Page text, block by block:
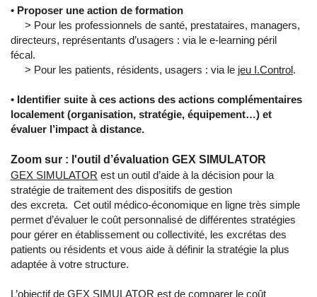
• Proposer une action de formation
> Pour les professionnels de santé, prestataires, managers,
directeurs, représentants d’usagers : via le e-learning péril
fécal.
> Pour les patients, résidents, usagers : via le jeu I.Control.
• Identifier suite à ces actions des actions complémentaires
localement (organisation, stratégie, équipement…) et
évaluer l’impact à distance.
Zoom sur : l'outil d’évaluation GEX SIMULATOR
GEX SIMULATOR est un outil d’aide à la décision pour la
stratégie de traitement des dispositifs de gestion
des excreta. Cet outil médico-économique en ligne très simple
permet d’évaluer le coût personnalisé de différentes stratégies
pour gérer en établissement ou collectivité, les excrétas des
patients ou résidents et vous aide à définir la stratégie la plus
adaptée à votre structure.
L’objectif de GEX SIMULATOR est de comparer le coût